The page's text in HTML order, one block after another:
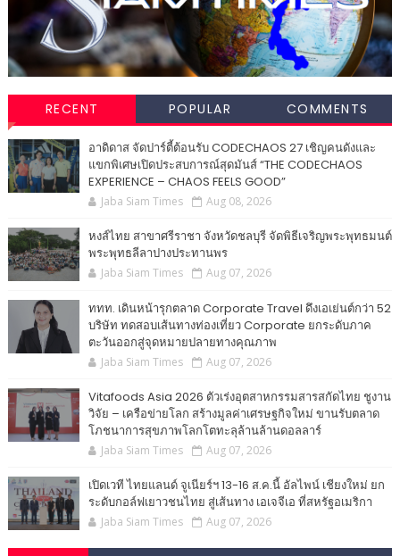
RECENT POPULAR COMMENTS
อาดิดาส จัดปาร์ตี้ต้อนรับ CODECHAOS 27 เชิญคนดังและ
แขกพิเศษเปิดประสบการณ์สุดมันส์ “THE CODECHAOS
EXPERIENCE – CHAOS FEELS GOOD”
Jaba Siam Times Aug 08, 2026
หงส์ไทย สาขาศรีราชา จังหวัดชลบุรี จัดพิธีเจริญพระพุทธมนต์
พระพุทธลีลาปางประทานพร
Jaba Siam Times Aug 07, 2026
ททท. เดินหน้ารุกตลาด Corporate Travel ดึงเอเย่นต์กว่า 52
บริษัท ทดสอบเส้นทางท่องเที่ยว Corporate ยกระดับภาค
ตะวันออกสู่จุดหมายปลายทางคุณภาพ
Jaba Siam Times Aug 07, 2026
Vitafoods Asia 2026 ตัวเร่งอุตสาหกรรมสารสกัดไทย ชูงาน
วิจัย – เครือข่ายโลก สร้างมูลค่าเศรษฐกิจใหม่ ขานรับตลาด
โภชนาการสุขภาพโลกโตทะลุล้านล้านดอลลาร์
Jaba Siam Times Aug 07, 2026
เปิดเวที ไทยแลนด์ จูเนียร์ฯ 13-16 ส.ค.นี้ อัลไพน์ เชียงใหม่ ยก
ระดับกอล์ฟเยาวชนไทย สู่เส้นทาง เอเจจีเอ ที่สหรัฐอเมริกา
Jaba Siam Times Aug 07, 2026